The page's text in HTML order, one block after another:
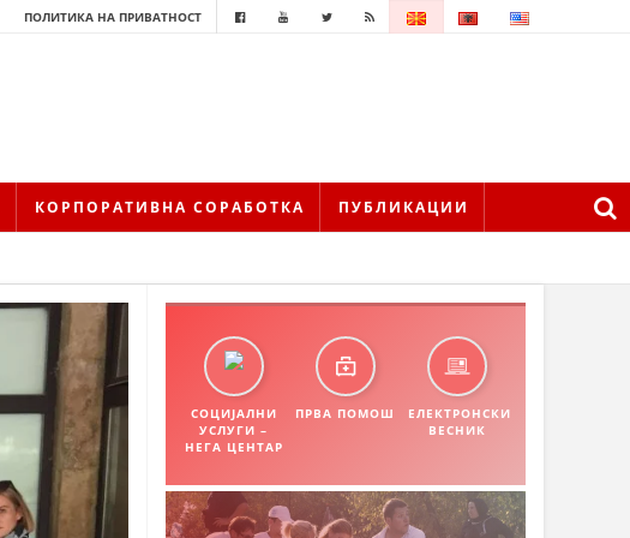
ПОЛИТИКА НА ПРИВАТНОСТ
КОРПОРАТИВНА СОРАБОТКА ПУБЛИКАЦИИ
СОЦИЈАЛНИ
УСЛУГИ –
НЕГА ЦЕНТАР
ПРВА ПОМОШ
ЕЛЕКТРОНСКИ
ВЕСНИК